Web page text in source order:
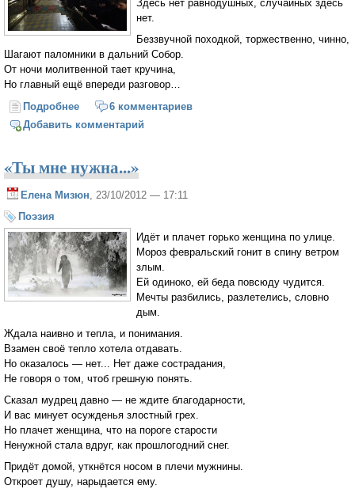
Здесь нет равнодушных, случайных здесь
нет.
Беззвучной походкой, торжественно, чинно,
Шагают паломники в дальний Собор.
От ночи молитвенной тает кручина,
Но главный ещё впереди разговор…
Подробнее о На молебне
6 комментариев
Добавить комментарий
«Ты мне нужна...»
Елена Мизюн , 23/10/2012 — 17:11
Поэзия
Идёт и плачет горько женщина по улице.
Мороз февральский гонит в спину ветром
злым.
Ей одиноко, ей беда повсюду чудится.
Мечты разбились, разлетелись, словно
дым.
Ждала наивно и тепла, и понимания.
Взамен своё тепло хотела отдавать.
Но оказалось — нет... Нет даже сострадания,
Не говоря о том, чтоб грешную понять.
Сказал мудрец давно — не ждите благодарности,
И вас минует осужденья злостный грех.
Но плачет женщина, что на пороге старости
Ненужной стала вдруг, как прошлогодний снег.
Придёт домой, уткнётся носом в плечи мужнины.
Откроет душу, нарыдается ему.